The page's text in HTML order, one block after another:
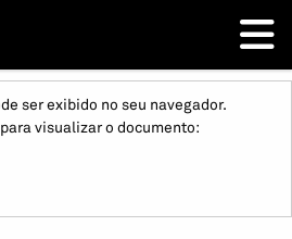
ser exibido no seu navegador.
visualizar o documento: